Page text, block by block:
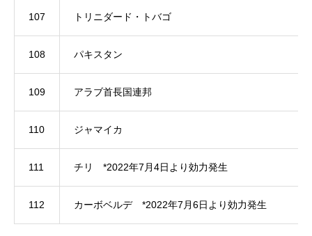
107 トリニダード・トバゴ
108 パキスタン
109 アラブ首長国連邦
110 ジャマイカ
111 チリ *2022年7月4日より効力発生
112 カーボベルデ *2022年7月6日より効力発生